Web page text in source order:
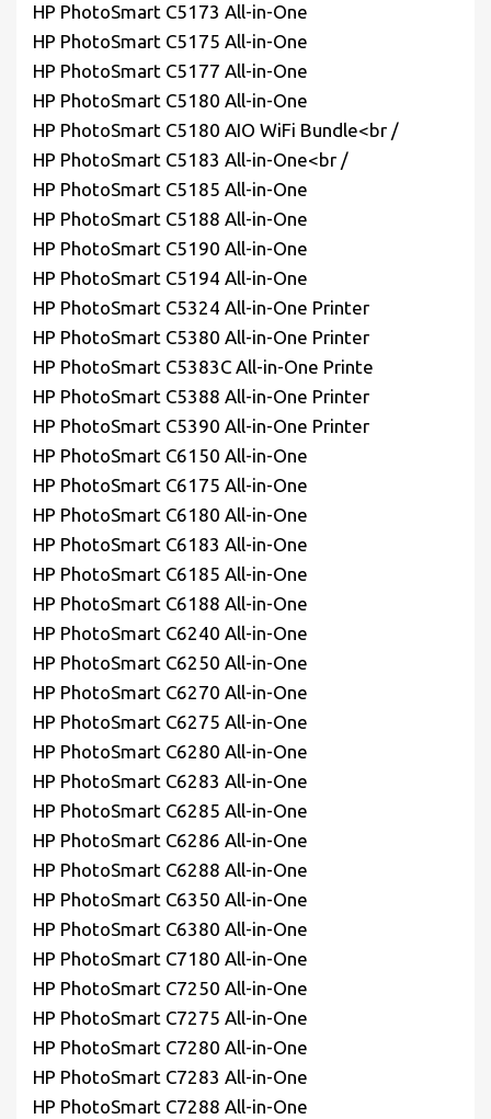
HP PhotoSmart C5173 All-in-One
HP PhotoSmart C5175 All-in-One
HP PhotoSmart C5177 All-in-One
HP PhotoSmart C5180 All-in-One
HP PhotoSmart C5180 AIO WiFi Bundle<br /
HP PhotoSmart C5183 All-in-One<br /
HP PhotoSmart C5185 All-in-One
HP PhotoSmart C5188 All-in-One
HP PhotoSmart C5190 All-in-One
HP PhotoSmart C5194 All-in-One
HP PhotoSmart C5324 All-in-One Printer
HP PhotoSmart C5380 All-in-One Printer
HP PhotoSmart C5383C All-in-One Printe
HP PhotoSmart C5388 All-in-One Printer
HP PhotoSmart C5390 All-in-One Printer
HP PhotoSmart C6150 All-in-One
HP PhotoSmart C6175 All-in-One
HP PhotoSmart C6180 All-in-One
HP PhotoSmart C6183 All-in-One
HP PhotoSmart C6185 All-in-One
HP PhotoSmart C6188 All-in-One
HP PhotoSmart C6240 All-in-One
HP PhotoSmart C6250 All-in-One
HP PhotoSmart C6270 All-in-One
HP PhotoSmart C6275 All-in-One
HP PhotoSmart C6280 All-in-One
HP PhotoSmart C6283 All-in-One
HP PhotoSmart C6285 All-in-One
HP PhotoSmart C6286 All-in-One
HP PhotoSmart C6288 All-in-One
HP PhotoSmart C6350 All-in-One
HP PhotoSmart C6380 All-in-One
HP PhotoSmart C7180 All-in-One
HP PhotoSmart C7250 All-in-One
HP PhotoSmart C7275 All-in-One
HP PhotoSmart C7280 All-in-One
HP PhotoSmart C7283 All-in-One
HP PhotoSmart C7288 All-in-One